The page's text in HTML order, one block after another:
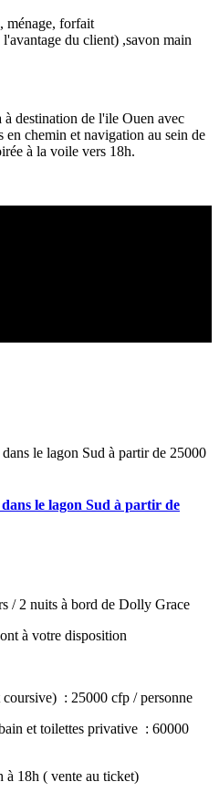
ménage, forfait
du client) ,savon main
destination de l'ile Ouen avec
en chemin et navigation au sein de
à la voile vers 18h.
le lagon Sud à partir de
/ 2 nuits à bord de Dolly Grace
à votre disposition
: 25000 cfp / personne
et toilettes privative : 60000